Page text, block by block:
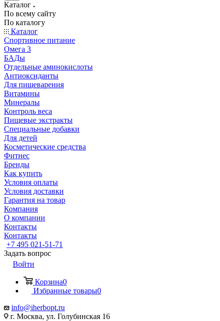
Каталог
По всему сайту
По каталогу
Каталог
Спортивное питание
Омега 3
БАДы
Отдельные аминокислоты
Антиоксиданты
Для пищеварения
Витамины
Минералы
Контроль веса
Пищевые экстракты
Специальные добавки
Для детей
Косметические средства
Фитнес
Бренды
Как купить
Условия оплаты
Условия доставки
Гарантия на товар
Компания
О компании
Контакты
Контакты
+7 495 021-51-71
Задать вопрос
Войти
Корзина0
Избранные товары0
info@iherbopt.ru
г. Москва, ул. Голубинская 16